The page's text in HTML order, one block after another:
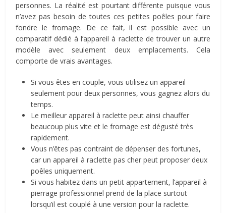
personnes. La réalité est pourtant différente puisque vous
n’avez pas besoin de toutes ces petites poêles pour faire
fondre le fromage. De ce fait, il est possible avec un
comparatif dédié à l’appareil à raclette de trouver un autre
modèle avec seulement deux emplacements. Cela
comporte de vrais avantages.
Si vous êtes en couple, vous utilisez un appareil
seulement pour deux personnes, vous gagnez alors du
temps.
Le meilleur appareil à raclette peut ainsi chauffer
beaucoup plus vite et le fromage est dégusté très
rapidement.
Vous n’êtes pas contraint de dépenser des fortunes,
car un appareil à raclette pas cher peut proposer deux
poêles uniquement.
Si vous habitez dans un petit appartement, l’appareil à
pierrage professionnel prend de la place surtout
lorsqu’il est couplé à une version pour la raclette.